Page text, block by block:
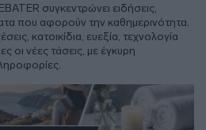
συγκεντρώνει ειδήσεις,
που αφορούν την καθημερινότητα.
κατοικίδια, ευεξία, τεχνολογία
οι νέες τάσεις, με έγκυρη